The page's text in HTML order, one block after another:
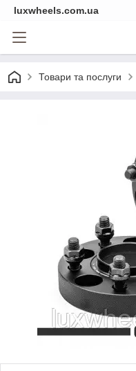
luxwheels.com.ua
Товари та послуги